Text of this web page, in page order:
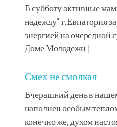
В субботу активные
надежду” г.Евпатория
энергией на очередной
Доме Молодежи |
Смех не смолкал
Вчерашний день в
наполнен особым
конечно же, духом